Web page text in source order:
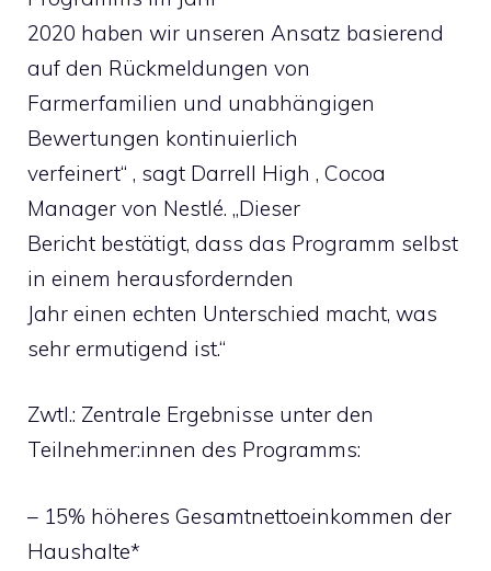
2020 haben wir unseren Ansatz basierend
auf den Rückmeldungen von
Farmerfamilien und unabhängigen
Bewertungen kontinuierlich
verfeinert“ , sagt Darrell High , Cocoa
Manager von Nestlé. „Dieser
Bericht bestätigt, dass das Programm selbst
in einem herausfordernden
Jahr einen echten Unterschied macht, was
sehr ermutigend ist.“
Zwtl.: Zentrale Ergebnisse unter den
Teilnehmer:innen des Programms:
– 15% höheres Gesamtnettoeinkommen der
Haushalte*